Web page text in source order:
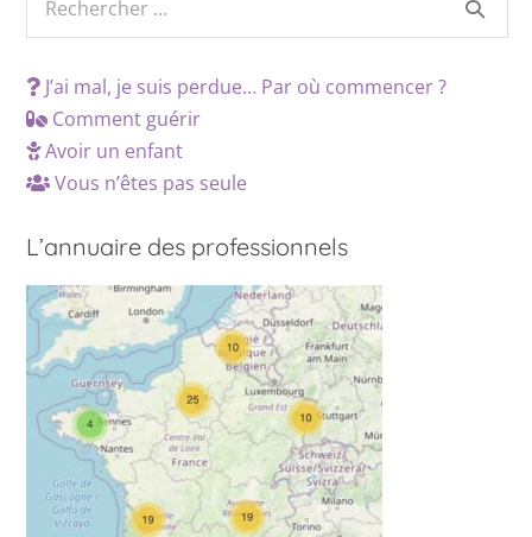
J’ai mal, je suis perdue… Par où commencer ?
Comment guérir
Avoir un enfant
Vous n’êtes pas seule
L’annuaire des professionnels